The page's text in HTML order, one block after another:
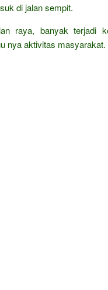
di jalan sempit.
raya, banyak terjadi
nya aktivitas masyarakat.